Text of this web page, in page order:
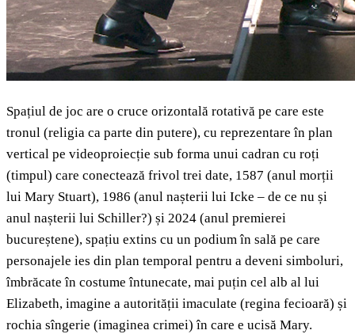
Spațiul de joc are o cruce orizontală rotativă pe care este
tronul (religia ca parte din putere), cu reprezentare în plan
vertical pe videoproiecție sub forma unui cadran cu roți
(timpul) care conectează frivol trei date, 1587 (anul morții
lui Mary Stuart), 1986 (anul nașterii lui Icke – de ce nu și
anul nașterii lui Schiller?) și 2024 (anul premierei
bucureștene), spațiu extins cu un podium în sală pe care
personajele ies din plan temporal pentru a deveni simboluri,
îmbrăcate în costume întunecate, mai puțin cel alb al lui
Elizabeth, imagine a autorității imaculate (regina fecioară) și
rochia sîngerie (imaginea crimei) în care e ucisă Mary.